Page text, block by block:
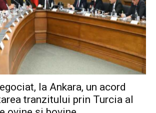
la Ankara, un acord
tranzitului prin Turcia al